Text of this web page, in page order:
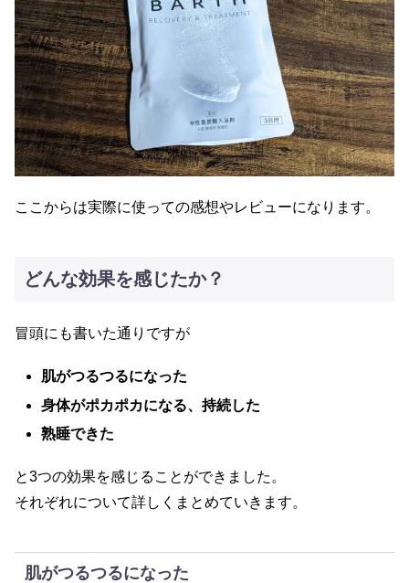
ここからは実際に使っての感想やレビューになります。
どんな効果を感じたか？
冒頭にも書いた通りですが
肌がつるつるになった
身体がポカポカになる、持続した
熟睡できた
と3つの効果を感じることができました。
それぞれについて詳しくまとめていきます。
肌がつるつるになった